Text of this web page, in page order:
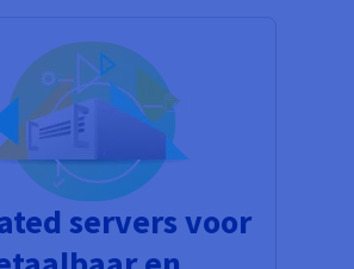
servers voor